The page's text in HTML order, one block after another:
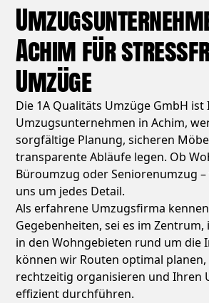
Achim für
Umzüge
Die 1A Qualitäts Umzüge GmbH ist
Umzugsunternehmen in Achim,
sorgfältige Planung, sicheren
transparente Abläufe legen. Ob
Büroumzug oder Seniorenumzug
uns um jedes Detail.
Als erfahrene Umzugsfirma
Gegebenheiten, sei es im
in den Wohngebieten rund um die
können wir Routen optimal
rechtzeitig organisieren und Ihren
effizient durchführen.